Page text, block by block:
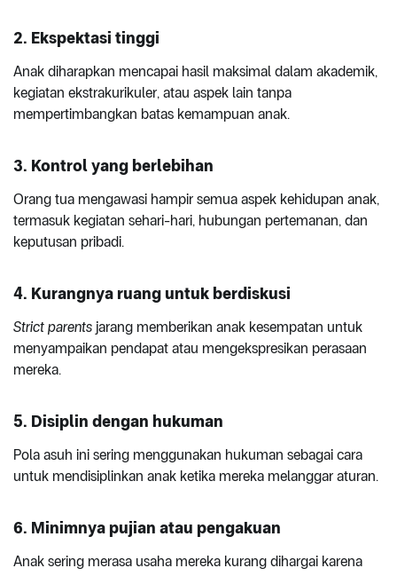
2. Ekspektasi tinggi
Anak diharapkan mencapai hasil maksimal dalam akademik,
kegiatan ekstrakurikuler, atau aspek lain tanpa
mempertimbangkan batas kemampuan anak.
3. Kontrol yang berlebihan
Orang tua mengawasi hampir semua aspek kehidupan anak,
termasuk kegiatan sehari-hari, hubungan pertemanan, dan
keputusan pribadi.
4. Kurangnya ruang untuk berdiskusi
Strict parents jarang memberikan anak kesempatan untuk
menyampaikan pendapat atau mengekspresikan perasaan
mereka.
5. Disiplin dengan hukuman
Pola asuh ini sering menggunakan hukuman sebagai cara
untuk mendisiplinkan anak ketika mereka melanggar aturan.
6. Minimnya pujian atau pengakuan
Anak sering merasa usaha mereka kurang dihargai karena